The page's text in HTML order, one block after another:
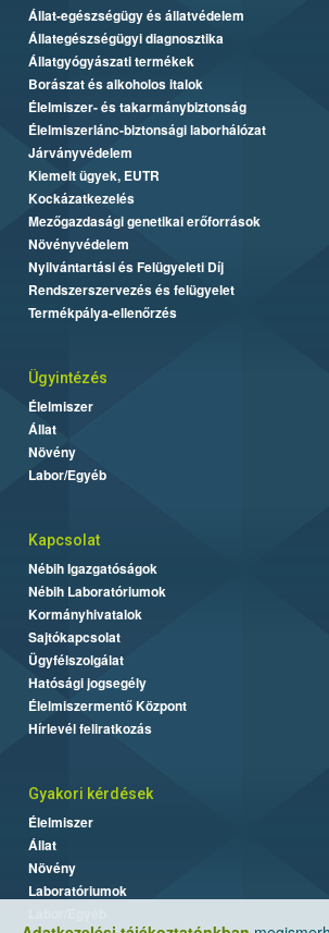
Állat-egészségügy és állatvédelem
Állategészségügyi diagnosztika
Állatgyógyászati termékek
Borászat és alkoholos italok
Élelmiszer- és takarmánybiztonság
Élelmiszerlánc-biztonsági laborhálózat
Járványvédelem
Kiemelt ügyek, EUTR
Kockázatkezelés
Mezőgazdasági genetikai erőforrások
Növényvédelem
Nyilvántartási és Felügyeleti Díj
Rendszerszervezés és felügyelet
Termékpálya-ellenőrzés
Ügyintézés
Élelmiszer
Állat
Növény
Labor/Egyéb
Kapcsolat
Nébih Igazgatóságok
Nébih Laboratóriumok
Kormányhivatalok
Sajtókapcsolat
Ügyfélszolgálat
Hatósági jogsegély
Élelmiszermentő Központ
Hírlevél feliratkozás
Gyakori kérdések
Élelmiszer
Állat
Növény
Laboratóriumok